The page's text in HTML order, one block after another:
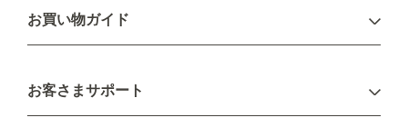
新規会員登録
お買い物ガイド
配送について
不良品・返品について
お客さまサポート